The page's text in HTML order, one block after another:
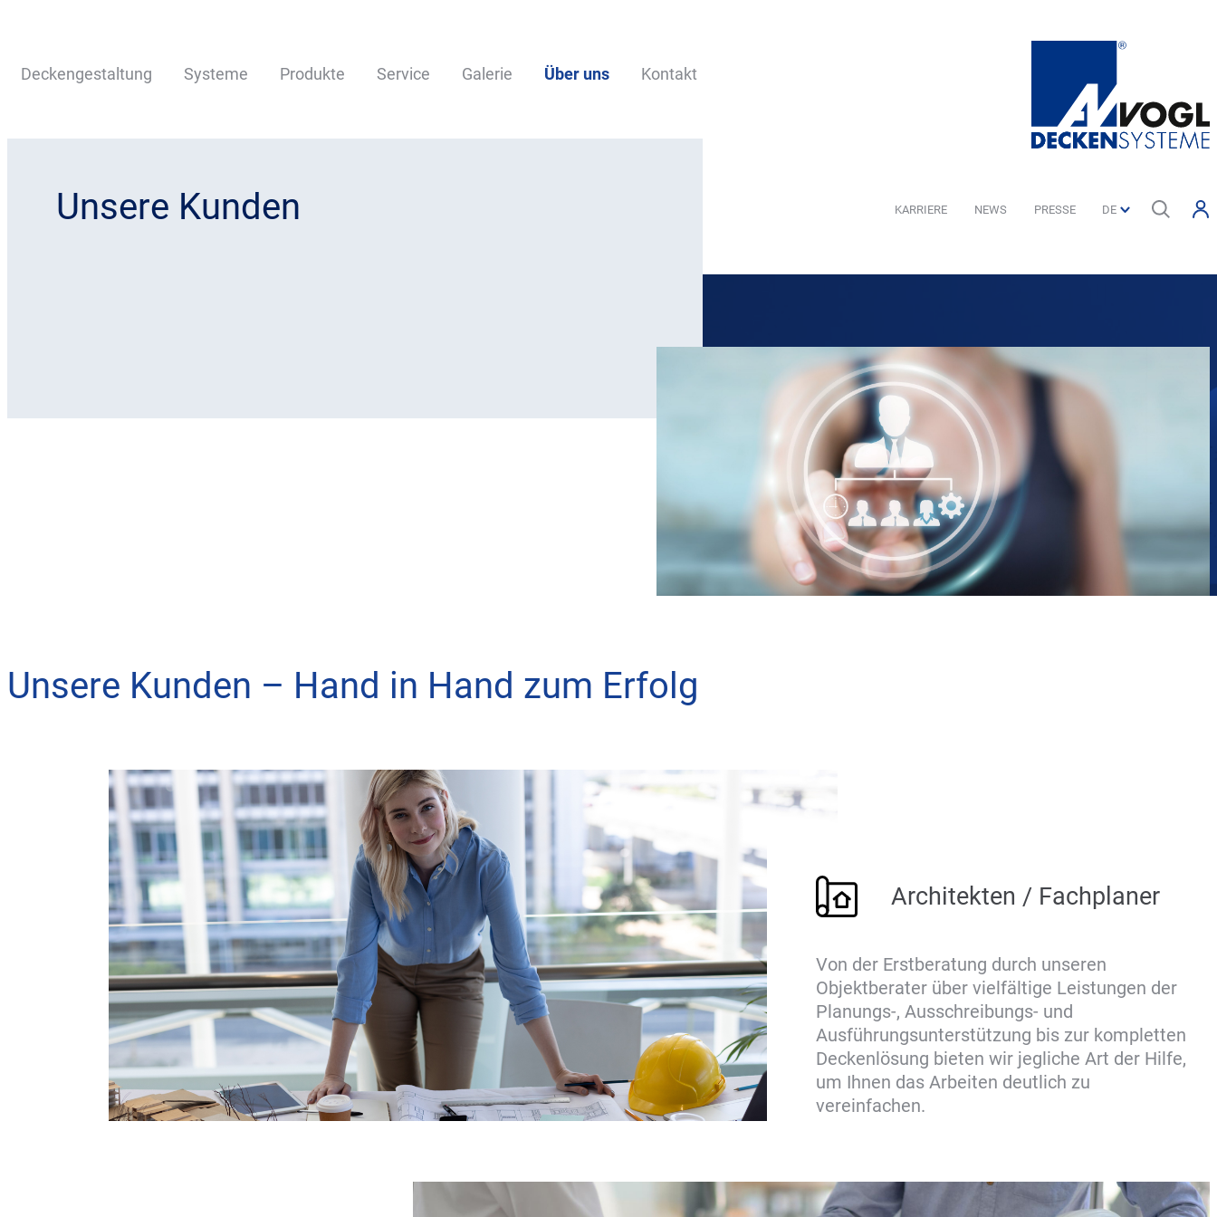
Deckengestaltung Systeme Produkte Service Galerie Über uns Kontakt
KARRIERE NEWS PRESSE
Unsere Kunden
Unsere Kunden – Hand in Hand zum Erfolg
Architekten / Fachplaner
Von der Erstberatung durch unseren
Objektberater über vielfältige Leistungen der
Planungs-, Ausschreibungs- und
Ausführungsunterstützung bis zur kompletten
Deckenlösung bieten wir jegliche Art der Hilfe,
um Ihnen das Arbeiten deutlich zu
vereinfachen.